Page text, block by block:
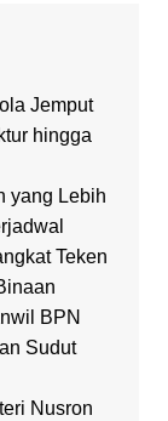
Jemput
hingga
yang Lebih
Teken
BPN
Sudut
Nusron